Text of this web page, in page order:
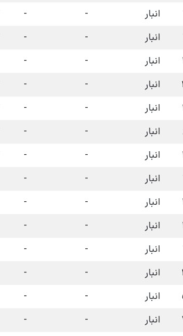
انبار -
-
انبار -
-
انبار -
-
انبار -
-
انبار -
-
انبار -
-
انبار -
-
انبار -
-
انبار -
-
انبار -
-
انبار -
-
انبار -
-
انبار -
-
انبار -
-